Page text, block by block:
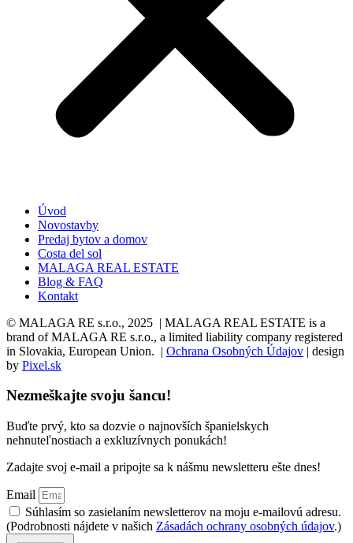
Úvod
Novostavby
Predaj bytov a domov
Costa del sol
MALAGA REAL ESTATE
Blog & FAQ
Kontakt
© MALAGA RE s.r.o., 2025 | MALAGA REAL ESTATE is a
brand of MALAGA RE s.r.o., a limited liability company registered
in Slovakia, European Union. | Ochrana Osobných Údajov | design
by Pixel.sk
Nezmeškajte svoju šancu!
Buďte prvý, kto sa dozvie o najnovších španielskych
nehnuteľnostiach a exkluzívnych ponukách!
Zadajte svoj e-mail a pripojte sa k nášmu newsletteru ešte dnes!
Email
Súhlasím so zasielaním newsletterov na moju e-mailovú adresu.
(Podrobnosti nájdete v našich Zásadách ochrany osobných údajov.)